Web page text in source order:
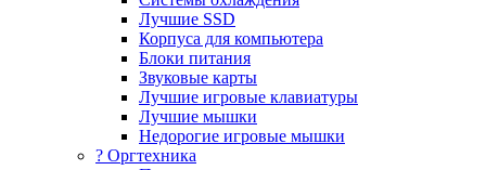
Лучшие SSD
Корпуса для компьютера
Блоки питания
Звуковые карты
Лучшие игровые клавиатуры
Лучшие мышки
Недорогие игровые мышки
?️ Оргтехника